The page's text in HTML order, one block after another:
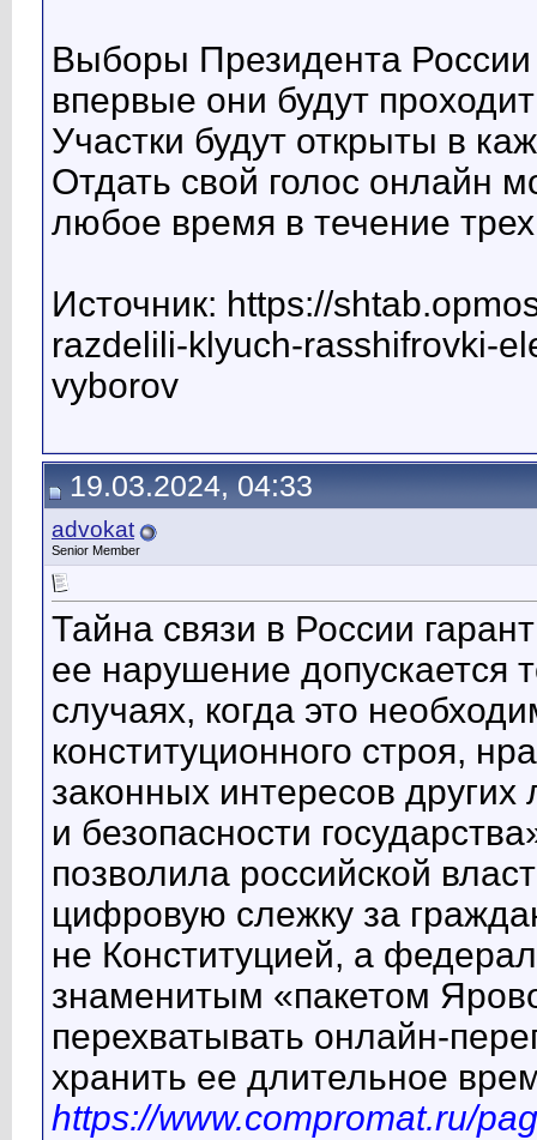
Выборы Президента России
впервые они будут
Участки будут открыты в
Отдать свой голос онлайн
любое время в течение
Источник: https://
razdelili-klyuch-rasshifrovki-
vyborov
19.03.2024, 04:33
advokat
Senior Member
Тайна связи в России
ее нарушение
случаях, когда это
конституционного строя,
законных интересов
и безопасности
позволила российской
цифровую слежку за
не Конституцией, а
знаменитым «пакетом
перехватывать онлайн-
хранить ее длительное
https://www.compromat.ru/